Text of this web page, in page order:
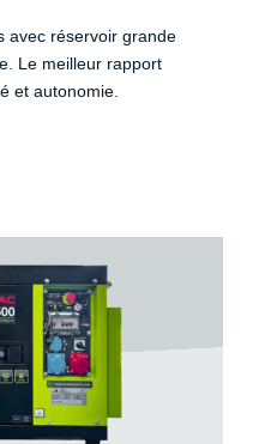
avec réservoir grande
Le meilleur rapport
et autonomie.